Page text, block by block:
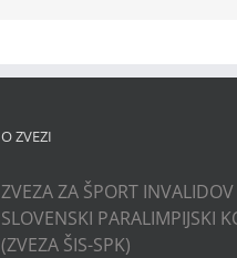
O ZVEZI
ZVEZA ZA ŠPORT INVALIDOV
SLOVENSKI PARALIMPIJSKI
(ZVEZA ŠIS-SPK)